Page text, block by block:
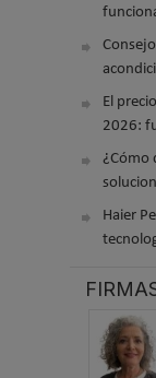
El
2026:
¿Cómo
Haier